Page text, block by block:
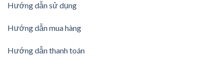
Hướng dẫn sử dụng
Hướng dẫn mua hàng
Hướng dẫn thanh toán